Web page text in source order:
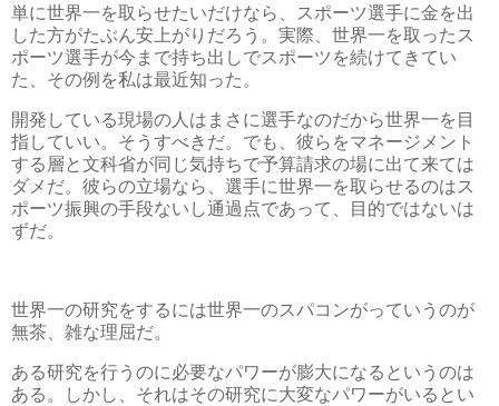
単に世界一を取らせたいだけなら、スポーツ選手に金を出
した方がたぶん安上がりだろう。実際、世界一を取ったス
ポーツ選手が今まで持ち出しでスポーツを続けてきてい
た、その例を私は最近知った。
開発している現場の人はまさに選手なのだから世界一を目
指していい。そうすべきだ。でも、彼らをマネージメント
する層と文科省が同じ気持ちで予算請求の場に出て来ては
ダメだ。彼らの立場なら、選手に世界一を取らせるのはス
ポーツ振興の手段ないし通過点であって、目的ではないは
ずだ。
世界一の研究をするには世界一のスパコンがっていうのが
無茶、雑な理屈だ。
ある研究を行うのに必要なパワーが膨大になるというのは
ある。しかし、それはその研究に大変なパワーがいるとい